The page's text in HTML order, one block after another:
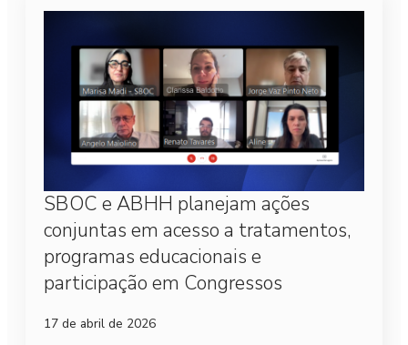
SBOC e ABHH planejam ações
conjuntas em acesso a tratamentos,
programas educacionais e
participação em Congressos
17 de abril de 2026